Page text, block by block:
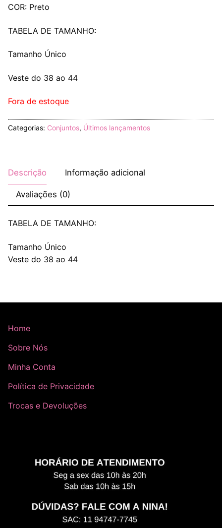
COR: Preto
TABELA DE TAMANHO:
Tamanho Único
Veste do 38 ao 44
Fora de estoque
Categorias: Conjuntos, Últimos lançamentos
Descrição Informação adicional
Avaliações (0)
TABELA DE TAMANHO:
Tamanho Único
Veste do 38 ao 44
Home
Sobre Nós
Minha Conta
Política de Privacidade
Trocas e Devoluções